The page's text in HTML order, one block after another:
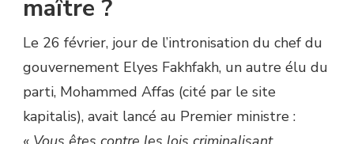
maître ?
Le 26 février, jour de l’intronisation du chef du
gouvernement Elyes Fakhfakh, un autre élu du
parti, Mohammed Affas (cité par le site
kapitalis), avait lancé au Premier ministre :